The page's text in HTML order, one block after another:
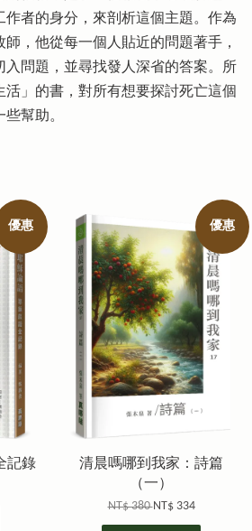
作者的身分，來剖析這個主題。作為
，他從每一個人貼近的問題著手，
入問題，並尋找發人深省的答案。所
活」的書，對所有想要探討死亡這個
幫助。
優惠
記錄
優惠
清晨嗎哪到我家：詩篇
（一）
NT$ 380NT$ 334